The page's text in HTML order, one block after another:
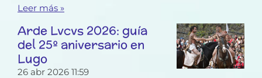
Leer más »
Arde Lvcvs 2026: guía
del 25º aniversario en
Lugo
26 abr 2026 11:59